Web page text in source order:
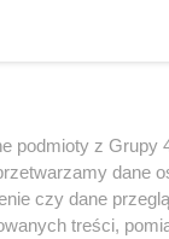
Idealna
Historia
i…
podmioty z Grupy
dane
czy dane
treści,